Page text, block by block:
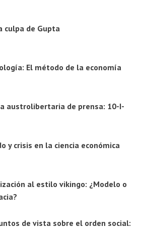
culpa de Gupta
El método de la economía
austrolibertaria de prensa: 10-I-
y crisis en la ciencia económica
al estilo vikingo: ¿Modelo o
de vista sobre el orden social: